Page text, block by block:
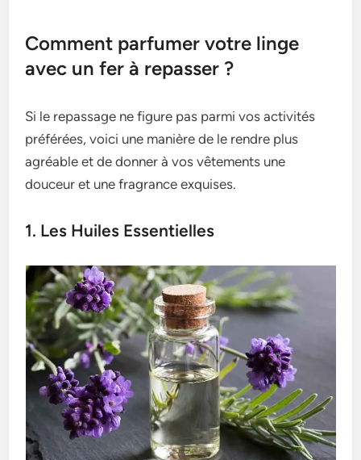
Comment parfumer votre linge
avec un fer à repasser ?
Si le repassage ne figure pas parmi vos activités
préférées, voici une manière de le rendre plus
agréable et de donner à vos vêtements une
douceur et une fragrance exquises.
1. Les Huiles Essentielles